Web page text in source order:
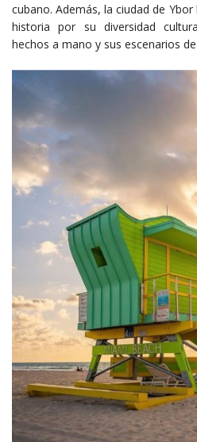
cubano. Además, la ciudad de
historia por su diversidad
hechos a mano y sus escenarios